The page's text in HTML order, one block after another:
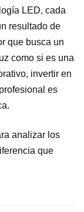
LED, cada
resultado de
que busca un
como si es una
invertir en
es
analizar los
que